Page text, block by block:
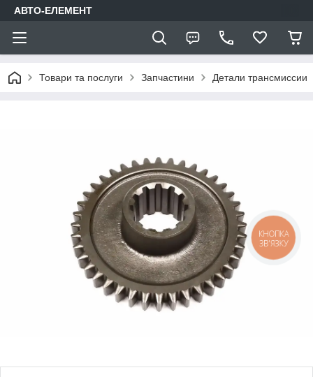
АВТО-ЕЛЕМЕНТ
Товари та послуги Запчастини Детали трансмиссии
КНОПКА
ЗВ'ЯЗКУ